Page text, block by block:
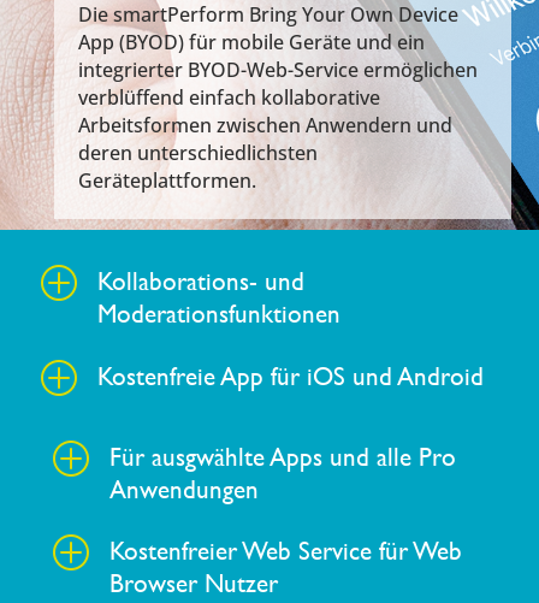
Die smartPerform Bring Your Own Device
App (BYOD) für mobile Geräte und ein
integrierter BYOD-Web-Service ermöglichen
verblüffend einfach kollaborative
Arbeitsformen zwischen Anwendern und
deren unterschiedlichsten
Geräteplattformen.
P Kollaborations- und
Moderationsfunktionen
P Kostenfreie App für iOS und Android
P Für ausgwählte Apps und alle Pro
Anwendungen
P Kostenfreier Web Service für Web
Browser Nutzer